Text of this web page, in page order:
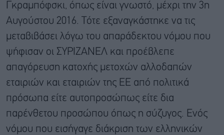
Γκραμπόφσκι, όπως είναι γνωστό, μέχρι την 3η
Αυγούστου 2016. Τότε εξαναγκάστηκε να τις
μεταβιβάσει λόγω του απαράδεκτου νόμου που
ψήφισαν οι ΣΥΡΙΖΑΝΕΛ και προέβλεπε
απαγόρευση κατοχής μετοχών αλλοδαπών
εταιριών και εταιριών της ΕΕ από πολιτικά
πρόσωπα είτε αυτοπροσώπως είτε δια
παρένθετου προσώπου όπως η σύζυγος. Ενός
νόμου που εισήγαγε διάκριση των ελληνικών